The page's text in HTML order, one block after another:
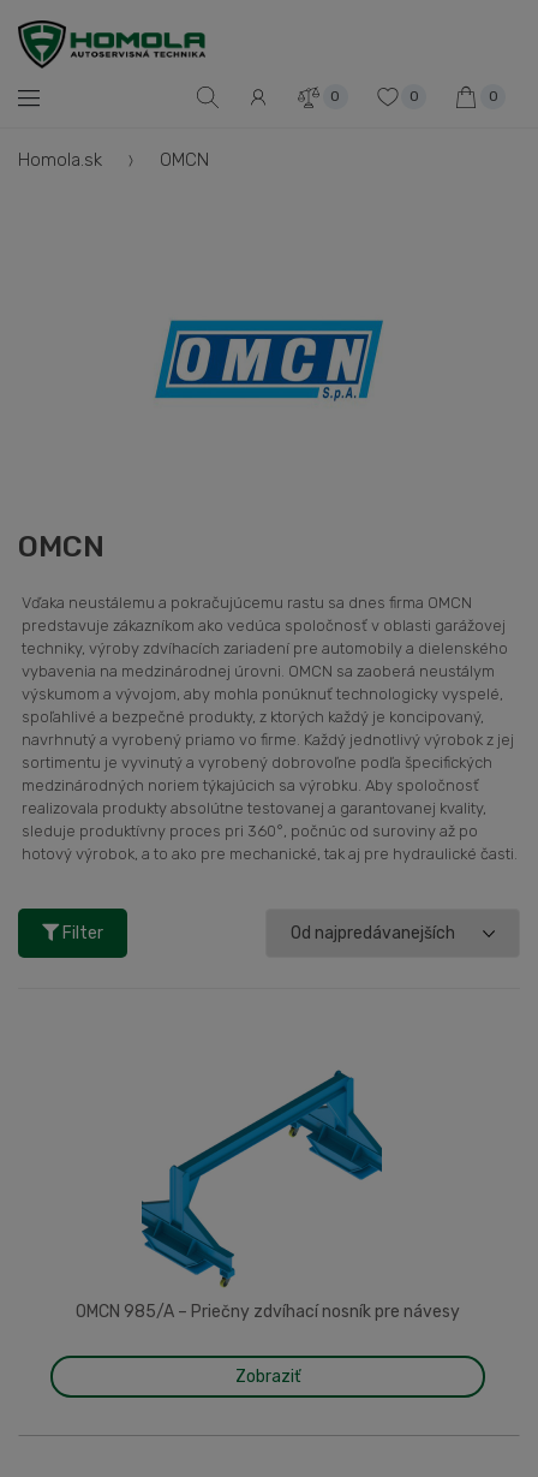
0 0 0
Homola.sk OMCN
OMCN
Vďaka neustálemu a pokračujúcemu rastu sa dnes firma OMCN
predstavuje zákazníkom ako vedúca spoločnosť v oblasti garážovej
techniky, výroby zdvíhacích zariadení pre automobily a dielenského
vybavenia na medzinárodnej úrovni. OMCN sa zaoberá neustálym
výskumom a vývojom, aby mohla ponúknuť technologicky vyspelé,
spoľahlivé a bezpečné produkty, z ktorých každý je koncipovaný,
navrhnutý a vyrobený priamo vo firme. Každý jednotlivý výrobok z jej
sortimentu je vyvinutý a vyrobený dobrovoľne podľa špecifických
medzinárodných noriem týkajúcich sa výrobku. Aby spoločnosť
realizovala produkty absolútne testovanej a garantovanej kvality,
sleduje produktívny proces pri 360°, počnúc od suroviny až po
hotový výrobok, a to ako pre mechanické, tak aj pre hydraulické časti.
Filter
OMCN 985/A – Priečny zdvíhací nosník pre návesy
Zobraziť